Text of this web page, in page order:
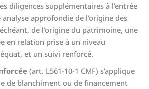
diligences supplémentaires à l’entrée
approfondie de l’origine des
de l’origine du patrimoine, une
en relation prise à un niveau
et un suivi renforcé.
(art. L561-10-1 CMF) s’applique
de blanchiment ou de financement